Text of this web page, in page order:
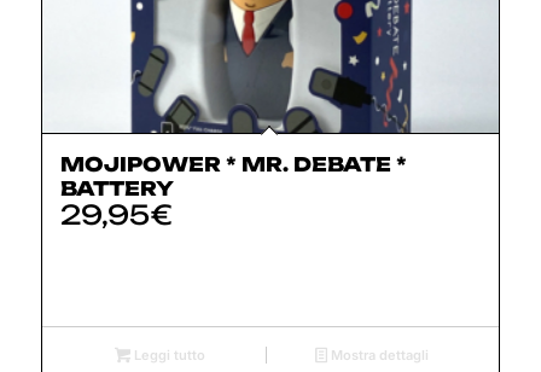
MOJIPOWER * MR. DEBATE *
BATTERY
29,95€
Leggi tutto Mostra dettagli